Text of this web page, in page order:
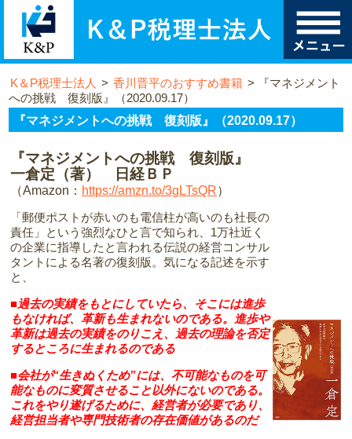
K＆P税理士法人 > 香川晋平のおすすめ書籍 >
『マネジメント
への挑戦 復刻版』（2020.09.17）
『マネジメントへの挑戦 復刻版』（2020.09.17）
『マネジメントへの挑戦 復刻版』
一倉定（著） 日経ＢＰ
（Amazon： https://amzn.to/3gLTsQR）
「郵便ポストが赤いのも電信柱が高いのも社長の
責任」という強烈なひと言で知られ、1万社近く
の企業に指導したと言われる伝説の経営コンサル
タントによる名著の復刻版。気になる記述を示す
と、
■過去の実績をもとにしていたら、そこには進歩
もなければ、革新も生まれないのである。進歩や
革新は過去の実績をのりこえ、過去の理論を否定
するところに生まれるのである
■会社が“生きぬくため”には、不可能なものを可
能なものに変質させること以外にないのである。
これをやり遂げるために、経営者が必要であり、
経営担当者や専門技術者の存在価値があるのだ